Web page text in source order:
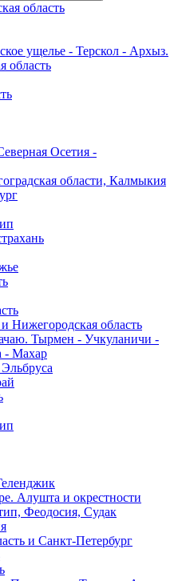
область
ущелье - Терскол - Архыз.
область
Осетия -
области, Калмыкия
Нижегородская область
Тырмен - Учкуланичи -
- Махар
Алушта и окрестности
Феодосия, Судак
и Санкт-Петербург